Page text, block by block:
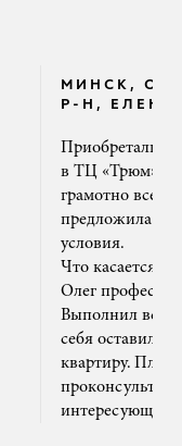
МИНСК,
Р-Н, ЕЛЕНА
Приобретали
в ТЦ «Трюм».
грамотно все
предложила
условия.
Что касается
Олег
Выполнил все
себя оставил
квартиру. Плюс
интересующим